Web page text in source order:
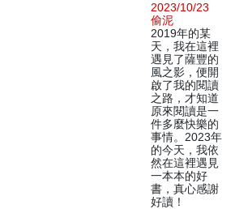
2023/10/23
偷泥
2019年的某
天，我在這裡
遇見了薩豐的
風之影，便開
啟了我的閱讀
之路，才知道
原來閱讀是一
件多麼快樂的
事情。2023年
的今天，我依
然在這裡遇見
一本本的好
書，真心感謝
好讀！